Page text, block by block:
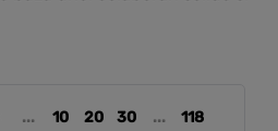
... 10 20 30 ...
118